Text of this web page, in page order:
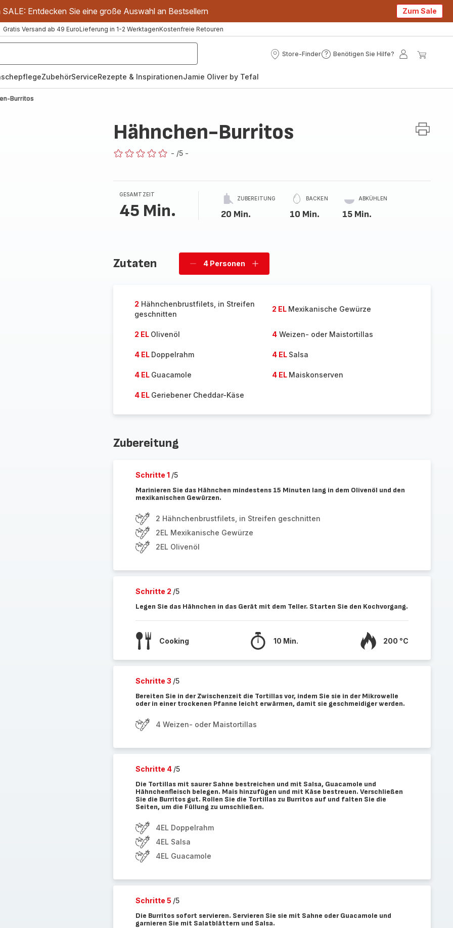
SALE: Entdecken Sie eine große Auswahl an Bestsellern Zum Sale
Gratis Versand ab 49 EuroLieferung in 1-2 WerktagenKostenfreie Retouren
Store-Finder
Store-
Benötigen Sie Hilfe?
Benötigen
Mein
ZubehörServiceRezepte & InspirationenJamie Oliver by Tefal
Burritos
Hähnchen-Burritos
- /5 -
GESAMTZEIT
45 Min.
ZUBEREITUNG
20 Min.
BACKEN
10 Min.
ABKÜHLEN
15 Min.
Zutaten
Personen
4 Personen
Personen
2 Hähnchenbrustfilets, in Streifen
geschnitten
2 EL Mexikanische Gewürze
2 EL Olivenöl 4Weizen- oder Maistortillas
4 EL Doppelrahm 4 EL Salsa
4 EL Guacamole 4 EL Maiskonserven
4 EL Geriebener Cheddar-Käse
Zubereitung
Schritte 1 /5
Marinieren Sie das Hähnchen mindestens 15 Minuten lang in dem Olivenöl und den
mexikanischen Gewürzen.
2 Hähnchenbrustfilets, in Streifen geschnitten
2EL Mexikanische Gewürze
2EL Olivenöl
Schritte 2 /5
Legen Sie das Hähnchen in das Gerät mit dem Teller. Starten Sie den Kochvorgang.
Cooking 10 Min. 200 °C
Schritte 3 /5
Bereiten Sie in der Zwischenzeit die Tortillas vor, indem Sie sie in der Mikrowelle
oder in einer trockenen Pfanne leicht erwärmen, damit sie geschmeidiger werden.
4 Weizen- oder Maistortillas
Schritte 4 /5
Die Tortillas mit saurer Sahne bestreichen und mit Salsa, Guacamole und
Hähnchenfleisch belegen. Mais hinzufügen und mit Käse bestreuen. Verschließen
Sie die Burritos gut. Rollen Sie die Tortillas zu Burritos auf und falten Sie die
Seiten, um die Füllung zu umschließen.
4EL Doppelrahm
4EL Salsa
4EL Guacamole
Schritte 5 /5
Die Burritos sofort servieren. Servieren Sie sie mit Sahne oder Guacamole und
garnieren Sie mit Salatblättern und Salsa.